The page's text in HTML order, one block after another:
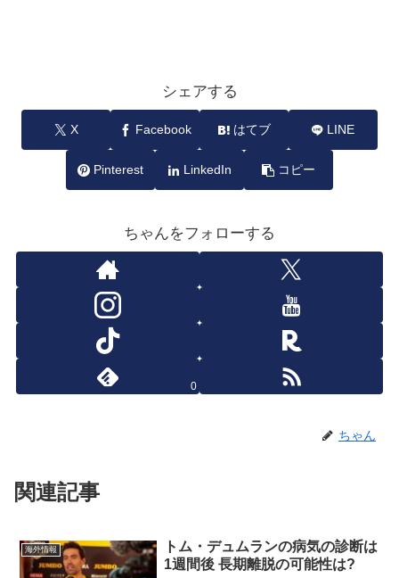
シェアする
X Facebook はてブ LINE
Pinterest LinkedIn コピー
ちゃんをフォローする
0
ちゃん
関連記事
海外情報
トム・デュムランの病気の診断は
1週間後 長期離脱の可能性は?